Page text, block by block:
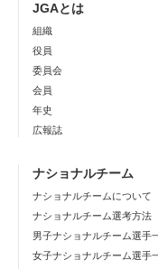
JGAとは
組織
役員
委員会
会員
年史
広報誌
ナショナルチーム
ナショナルチームについて
ナショナルチーム選考方法
男子ナショナルチーム選手
女子ナショナルチーム選手